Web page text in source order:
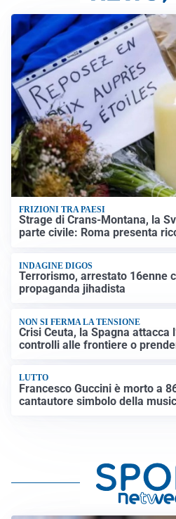
FRIZIONI TRA PAESI
Strage di Crans-Montana, la
parte civile: Roma presenta
INDAGINE DIGOS
Terrorismo, arrestato 16enne
propaganda jihadista
NON SI FERMA LA TENSIONE
Crisi Ceuta, la Spagna attacca
controlli alle frontiere o
LUTTO
Francesco Guccini è morto a
cantautore simbolo della